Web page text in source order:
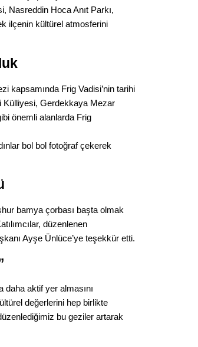
Nasreddin Hoca Anıt Parkı,
ilçenin kültürel atmosferini
kapsamında Frig Vadisi’nin tarihi
Külliyesi, Gerdekkaya Mezar
önemli alanlarda Frig
bol bol fotoğraf çekerek
bamya çorbası başta olmak
düzenlenen
Ayşe Ünlüce’ye teşekkür etti.
aktif yer almasını
değerlerini hep birlikte
bu geziler artarak